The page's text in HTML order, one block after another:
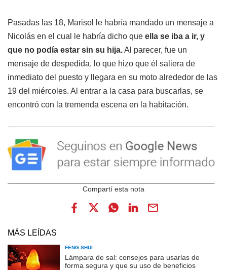
Pasadas las 18, Marisol le habría mandado un mensaje a
Nicolás en el cual le habría dicho que ella se iba a ir, y
que no podía estar sin su hija.Al parecer, fue un
mensaje de despedida, lo que hizo que él saliera de
inmediato del puesto y llegara en su moto alrededor de las
19 del miércoles. Al entrar a la casa para buscarlas, se
encontró con la tremenda escena en la habitación.
MÁS LEÍDAS
FENG SHUI
Lámpara de sal: consejos para usarlas de
forma segura y que su uso de beneficios